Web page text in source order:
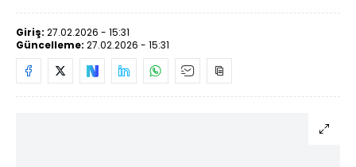
Giriş: 27.02.2026 - 15:31
Güncelleme: 27.02.2026 - 15:31